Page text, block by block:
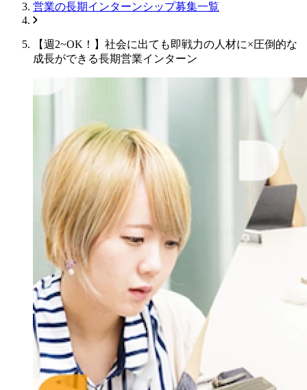
営業の長期インターンシップ募集一覧
【週2~OK！】社会に出ても即戦力の人材に×圧倒的な
成長ができる長期営業インターン